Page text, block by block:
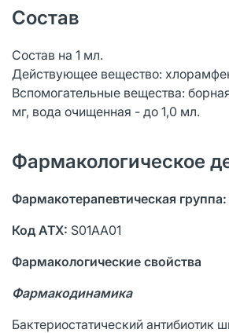
Состав
Состав на 1 мл.
Действующее вещество:
Вспомогательные вещества:
мг, вода очищенная - до 1,0 мл.
Фармакологическое
Фармакотерапевтическая группа:
Код АТХ: S01AA01
Фармакологические свойства
Фармакодинамика
Бактериостатический антибиотик